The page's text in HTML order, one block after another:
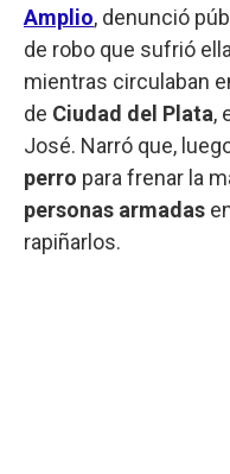
Amplio, denunció
de robo que sufrió
mientras circulaban
de Ciudad del Plata,
José. Narró que,
perro para frenar la
personas armadas
rapiñarlos.